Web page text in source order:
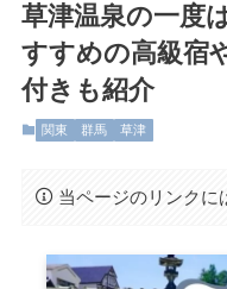
草津温泉の一度
すすめの高級宿
付きも紹介
関東 群馬 草津
当ページのリンクに